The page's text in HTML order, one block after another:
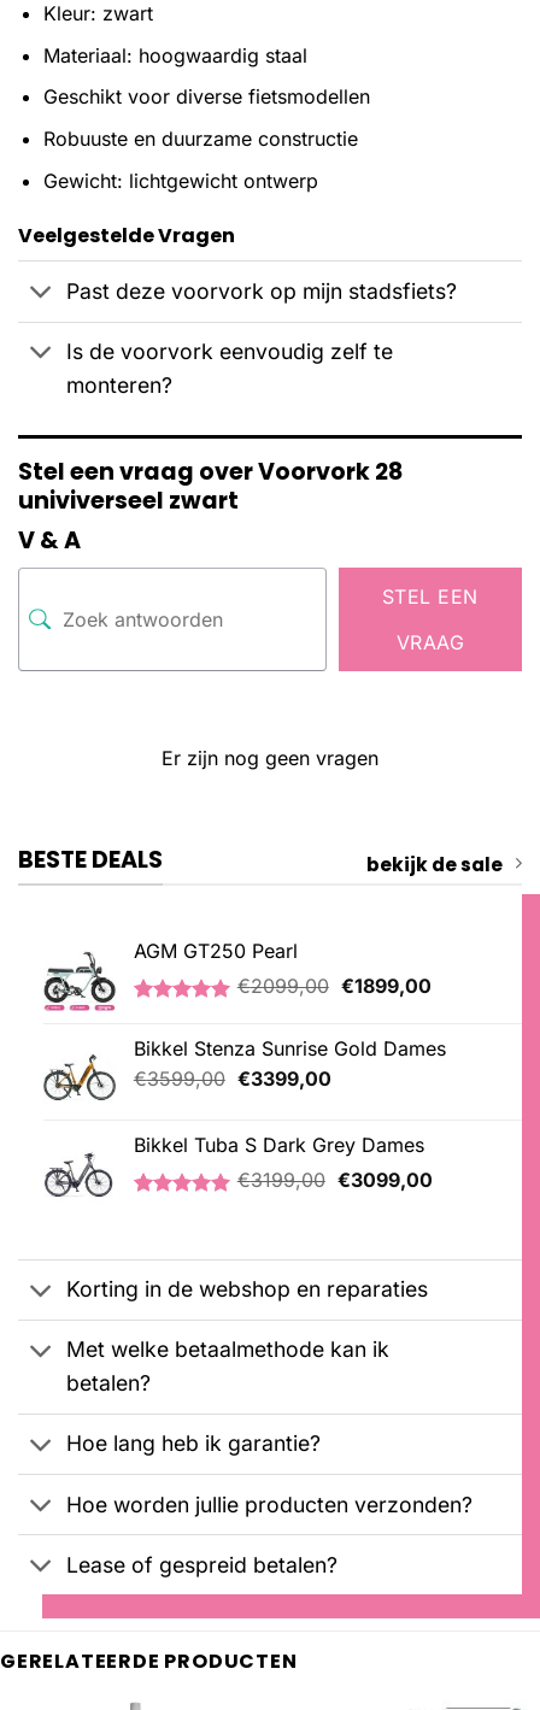
Kleur: zwart
Materiaal: hoogwaardig staal
Geschikt voor diverse fietsmodellen
Robuuste en duurzame constructie
Gewicht: lichtgewicht ontwerp
Veelgestelde Vragen
Past deze voorvork op mijn stadsfiets?
Is de voorvork eenvoudig zelf te
monteren?
Stel een vraag over Voorvork 28
univiverseel zwart
V & A
STEL EEN
VRAAG
Er zijn nog geen vragen
BESTE DEALS bekijk de sale
AGM GT250 Pearl
gebaseerd
op
klantbeoordelingen
€2099,00 Oorspronkelijke
€2099,00.
€1899,00Huidige
€1899,00.
Bikkel Stenza Sunrise Gold Dames
€3599,00 Oorspronkelijke
€3599,00.
€3399,00Huidige
€3399,00.
Bikkel Tuba S Dark Grey Dames
klantbeoordeling
€3199,00 Oorspronkelijke
€3099,00Huidige
Korting in de webshop en reparaties
Met welke betaalmethode kan ik
betalen?
Hoe lang heb ik garantie?
Hoe worden jullie producten verzonden?
Lease of gespreid betalen?
GERELATEERDE PRODUCTEN